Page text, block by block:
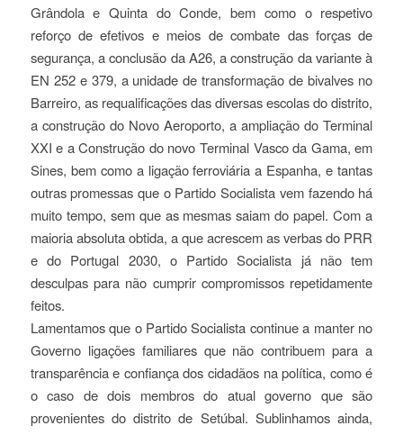
Grândola e Quinta do Conde, bem como o respetivo
reforço de efetivos e meios de combate das forças de
segurança, a conclusão da A26, a construção da variante à
EN 252 e 379, a unidade de transformação de bivalves no
Barreiro, as requalificações das diversas escolas do distrito,
a construção do Novo Aeroporto, a ampliação do Terminal
XXI e a Construção do novo Terminal Vasco da Gama, em
Sines, bem como a ligação ferroviária a Espanha, e tantas
outras promessas que o Partido Socialista vem fazendo há
muito tempo, sem que as mesmas saiam do papel. Com a
maioria absoluta obtida, a que acrescem as verbas do PRR
e do Portugal 2030, o Partido Socialista já não tem
desculpas para não cumprir compromissos repetidamente
feitos.
Lamentamos que o Partido Socialista continue a manter no
Governo ligações familiares que não contribuem para a
transparência e confiança dos cidadãos na política, como é
o caso de dois membros do atual governo que são
provenientes do distrito de Setúbal. Sublinhamos ainda,